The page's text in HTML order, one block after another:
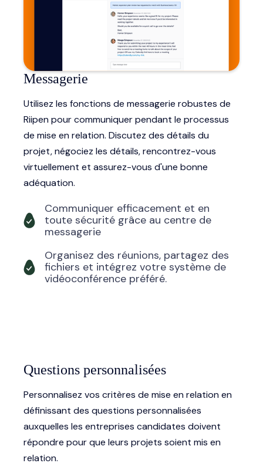
Messagerie
Utilisez les fonctions de messagerie robustes de
Riipen pour communiquer pendant le processus
de mise en relation. Discutez des détails du
projet, négociez les détails, rencontrez-vous
virtuellement et assurez-vous d'une bonne
adéquation.
Communiquer efficacement et en
toute sécurité grâce au centre de
messagerie
Organisez des réunions, partagez des
fichiers et intégrez votre système de
vidéoconférence préféré.
Questions personnalisées
Personnalisez vos critères de mise en relation en
définissant des questions personnalisées
auxquelles les entreprises candidates doivent
répondre pour que leurs projets soient mis en
relation.